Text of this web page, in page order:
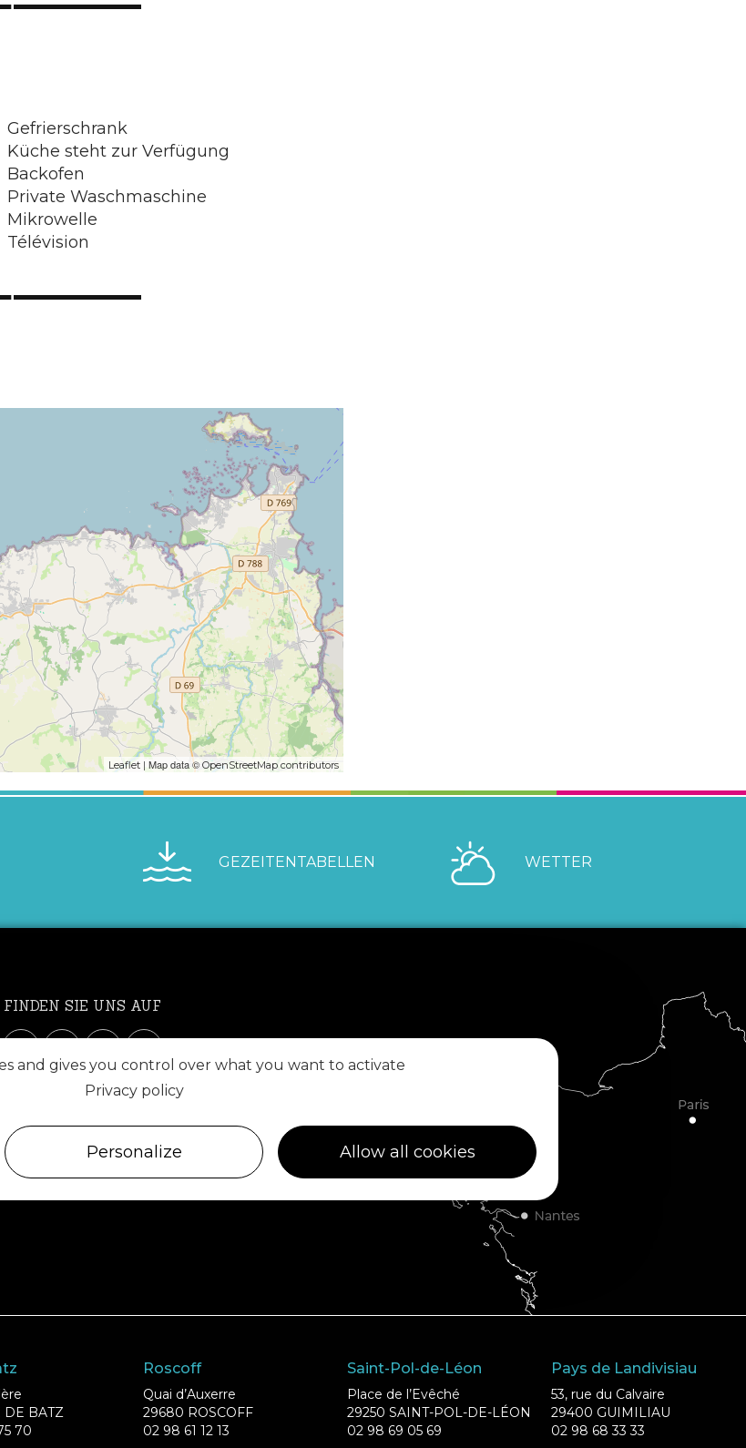
Gefrierschrank
Küche steht zur Verfügung
Backofen
Private Waschmaschine
Mikrowelle
Télévision
Leaflet | Map data ©OpenStreetMap contributors
GEZEITENTABELLEN WETTER
FINDEN SIE UNS AUF
DE BATZ
70
Roscoff
Quai d’Auxerre
29680 ROSCOFF
02 98 61 12 13
Saint-Pol-de-Léon
Place de l’Evêché
29250 SAINT-POL-DE-LÉON
02 98 69 05 69
Pays de Landivisiau
53, rue du Calvaire
29400 GUIMILIAU
02 98 68 33 33
and gives you control over what you want to activate
Privacy policy
Allow all cookies
Personalize